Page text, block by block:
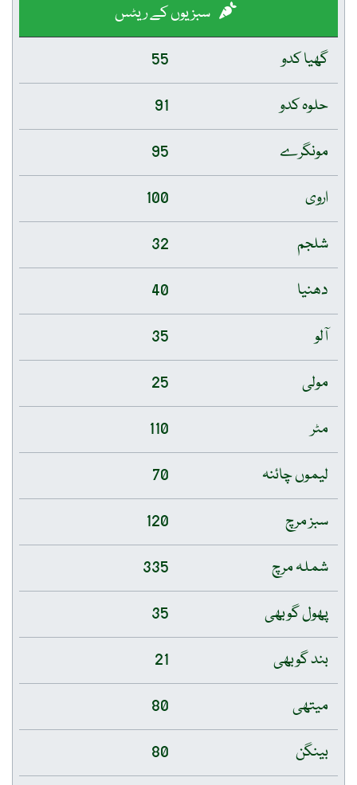
سبزیوں کے ریٹس
گھیا کدو
55
حلوہ کدو
91
مونگرے
95
اروی
100
شلجم
32
دھنیا
40
آلو
35
مولی
25
مٹر
110
لیموں چائنہ
70
سبز مرچ
120
شملہ مرچ
335
پھول گوبھی
35
بند گوبھی
21
میتھی
80
بینگن
80